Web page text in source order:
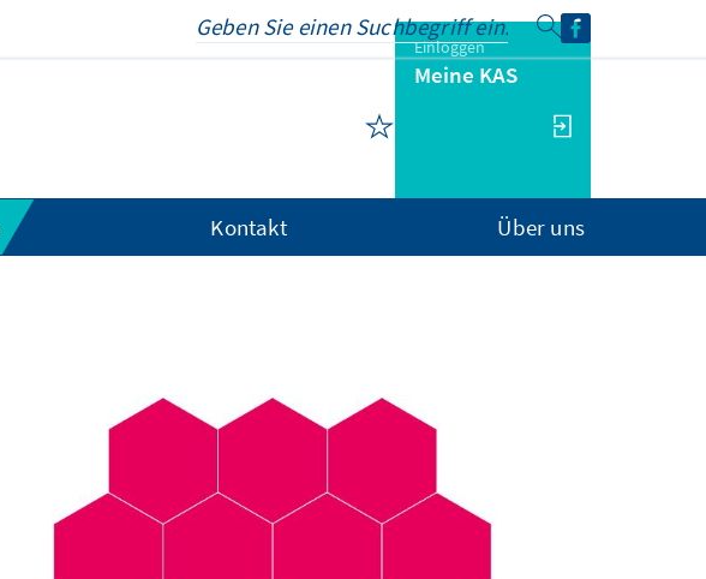
Einloggen
Meine KAS
Kontakt Über uns